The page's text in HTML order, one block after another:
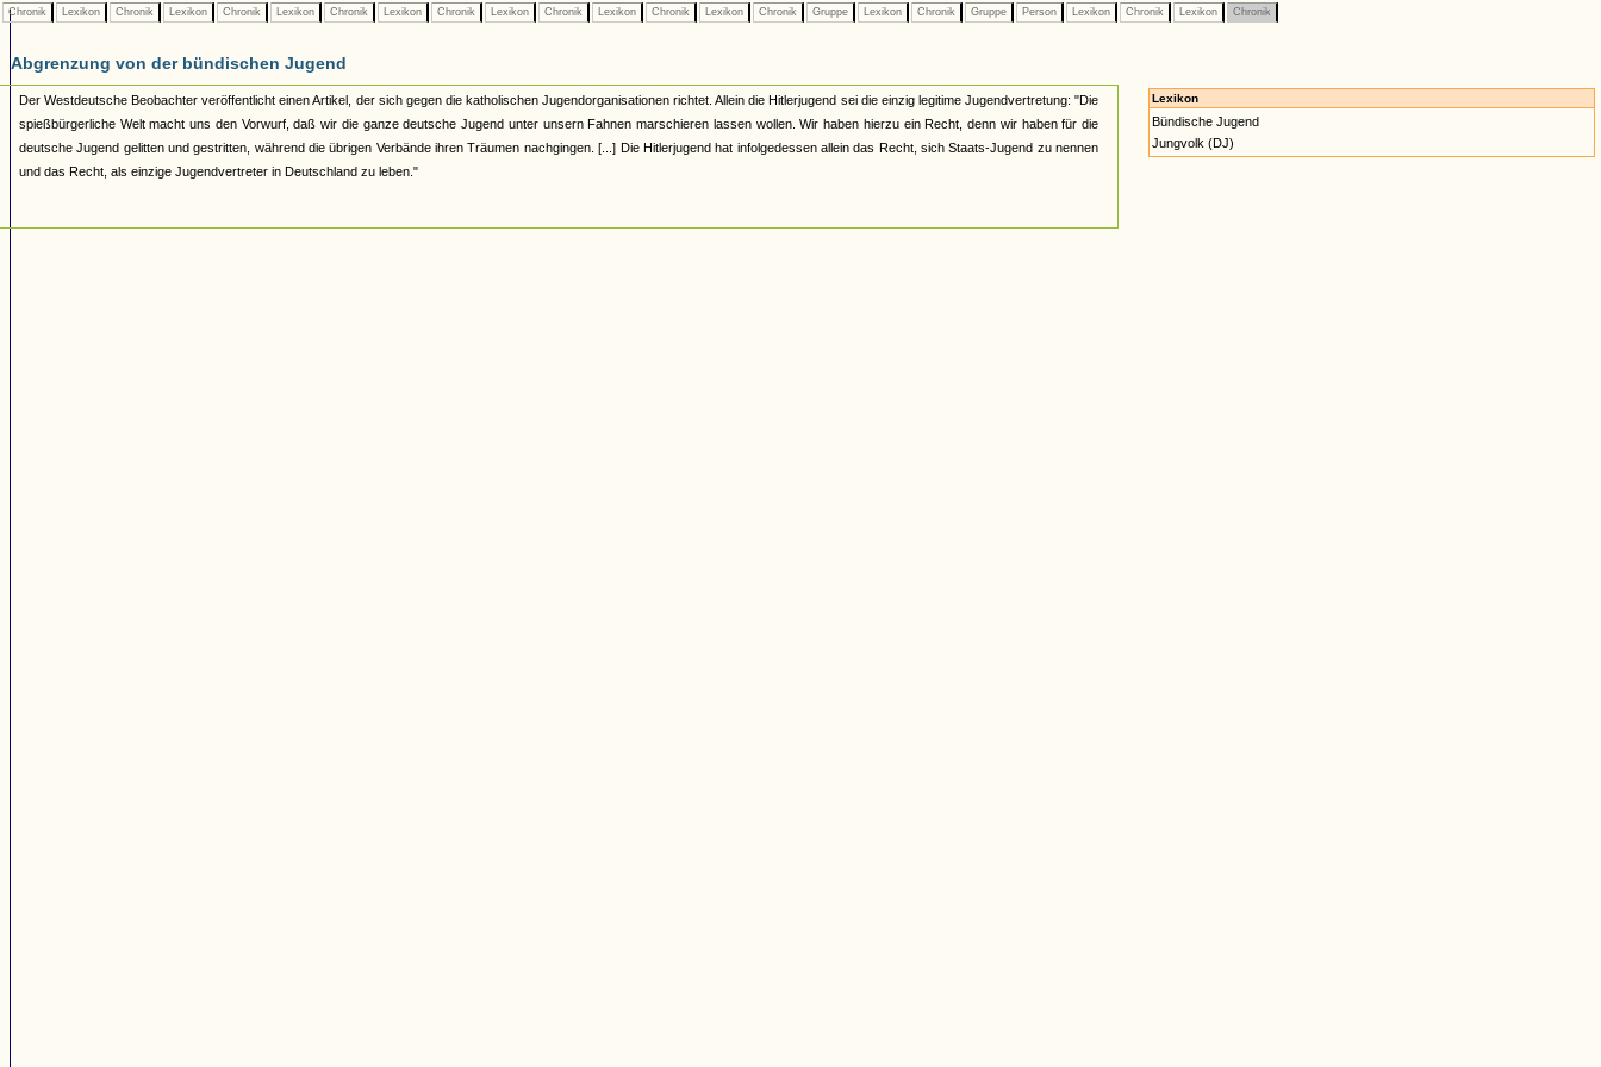
Chronik Lexikon Chronik Lexikon Chronik Lexikon Chronik Lexikon Chronik Lexikon Chronik Lexikon Chronik Lexikon Chronik Gruppe Lexikon Chronik Gruppe Person Lexikon Chronik Lexikon Chronik
Abgrenzung von der bündischen Jugend
Der Westdeutsche Beobachter veröffentlicht einen Artikel, der sich gegen die katholischen Jugendorganisationen richtet. Allein die Hitlerjugend sei die einzig legitime Jugendvertretung: "Die
spießbürgerliche Welt macht uns den Vorwurf, daß wir die ganze deutsche Jugend unter unsern Fahnen marschieren lassen wollen. Wir haben hierzu ein Recht, denn wir haben für die
deutsche Jugend gelitten und gestritten, während die übrigen Verbände ihren Träumen nachgingen. [...] Die Hitlerjugend hat infolgedessen allein das Recht, sich Staats-Jugend zu nennen
und das Recht, als einzige Jugendvertreter in Deutschland zu leben."
Lexikon
Bündische Jugend
Jungvolk (DJ)